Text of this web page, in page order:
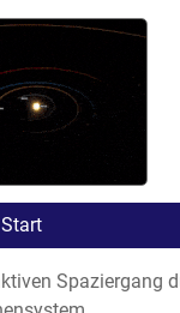
Start
Spaziergang